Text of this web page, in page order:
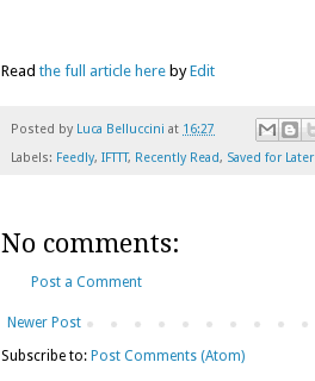
Read the full article here byEdit
Posted by Luca Belluccini at 16:27
Labels: Feedly, IFTTT, Recently Read, Saved for Later
No comments:
Post a Comment
Newer Post
Subscribe to: Post Comments (Atom)